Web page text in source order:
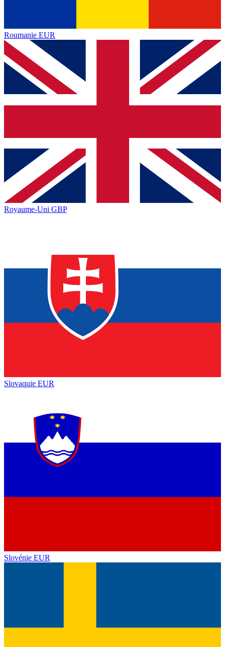
Roumanie EUR
Royaume-Uni GBP
Slovaquie EUR
Slovénie EUR